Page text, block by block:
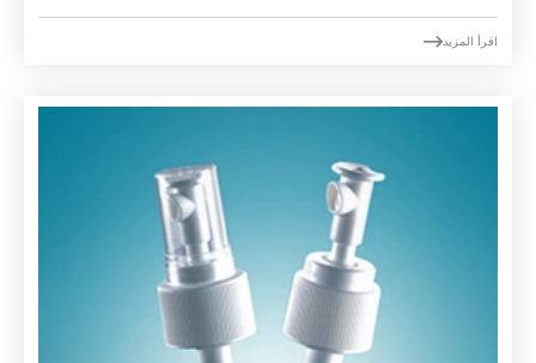
اقرأ المزيد